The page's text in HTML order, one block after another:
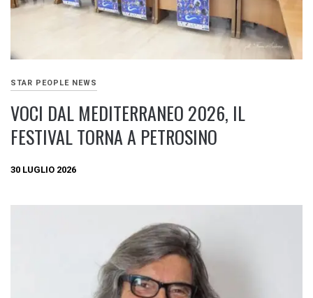
STAR PEOPLE NEWS
VOCI DAL MEDITERRANEO 2026, IL
FESTIVAL TORNA A PETROSINO
30 LUGLIO 2026